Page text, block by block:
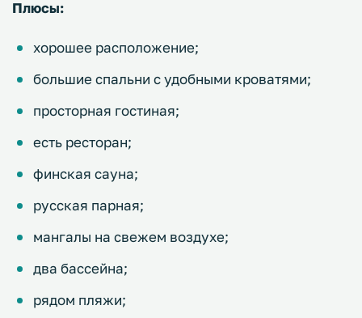
Плюсы:
хорошее расположение;
большие спальни с удобными кроватями;
просторная гостиная;
есть ресторан;
финская сауна;
русская парная;
мангалы на свежем воздухе;
два бассейна;
рядом пляжи;